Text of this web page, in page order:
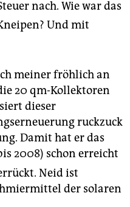
nach. Wie war das
Und mit
meiner fröhlich an
20 qm-Kollektoren
dieser
ruckzuck
Damit hat er das
2008) schon erreicht
Neid ist
der solaren